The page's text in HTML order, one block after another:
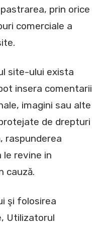
prin orice
comerciale a
site-ului exista
insera comentarii
imagini sau alte
de drepturi
raspunderea
revine in
cauză.
şi folosirea
Utilizatorul